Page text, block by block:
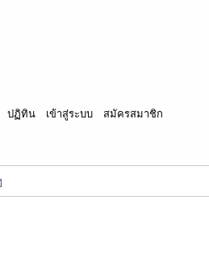
ปฏิทิน เข้าสู่ระบบ สมัครสมาชิก